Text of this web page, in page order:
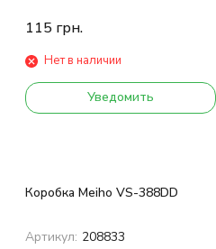
115 грн.
Нет в наличии
Уведомить
Коробка Meiho VS-388DD
Артикул: 208833